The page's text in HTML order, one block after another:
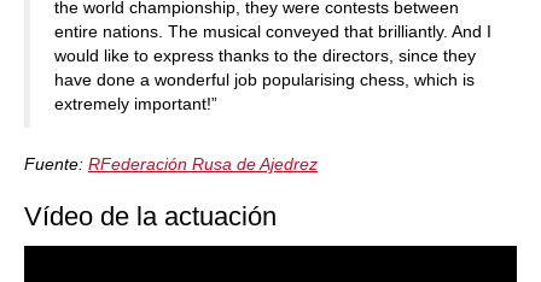
the world championship, they were contests between
entire nations. The musical conveyed that brilliantly. And I
would like to express thanks to the directors, since they
have done a wonderful job popularising chess, which is
extremely important!”
Fuente: RFederación Rusa de Ajedrez
Vídeo de la actuación